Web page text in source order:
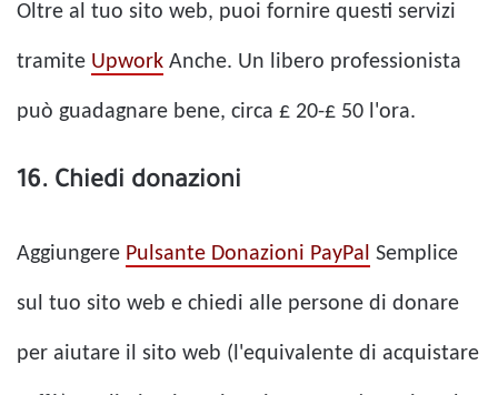
Oltre al tuo sito web, puoi fornire questi servizi
tramite Upwork Anche. Un libero professionista
può guadagnare bene, circa £ 20-£ 50 l'ora.
16. Chiedi donazioni
Aggiungere Pulsante Donazioni PayPal Semplice
sul tuo sito web e chiedi alle persone di donare
per aiutare il sito web (l'equivalente di acquistare